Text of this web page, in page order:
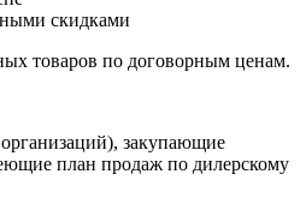
скидками
товаров по договорным ценам.
закупающие
план продаж по дилерскому